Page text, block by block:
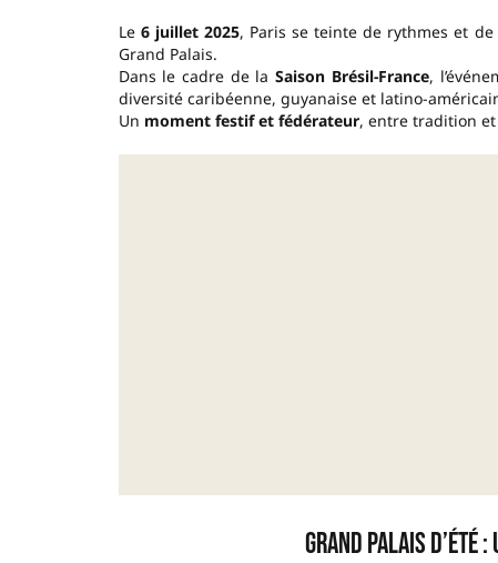
Le 6 juillet 2025, Paris se teinte de rythmes et
Grand Palais.
Dans le cadre de laSaison Brésil-France,
diversité caribéenne, guyanaise et latino-
Un moment festif et fédérateur, entre tradition
Grand Palais